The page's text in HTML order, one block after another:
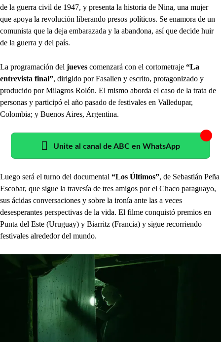
de la guerra civil de 1947, y presenta la historia de Nina, una mujer
que apoya la revolución liberando presos políticos. Se enamora de un
comunista que la deja embarazada y la abandona, así que decide huir
de la guerra y del país.
La programación del jueves comenzará con el cortometraje “La
entrevista final”, dirigido por Fasalien y escrito, protagonizado y
producido por Milagros Rolón. El mismo aborda el caso de la trata de
personas y participó el año pasado de festivales en Valledupar,
Colombia; y Buenos Aires, Argentina.
Unite al canal de ABC en WhatsApp
Luego será el turno del documental “Los Últimos”, de Sebastián Peña
Escobar, que sigue la travesía de tres amigos por el Chaco paraguayo,
sus ácidas conversaciones y sobre la ironía ante las a veces
desesperantes perspectivas de la vida. El filme conquistó premios en
Punta del Este (Uruguay) y Biarritz (Francia) y sigue recorriendo
festivales alrededor del mundo.